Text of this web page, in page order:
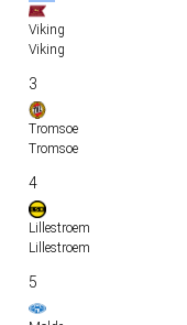
Viking
Viking
3
Tromsoe
Tromsoe
4
Lillestroem
Lillestroem
5